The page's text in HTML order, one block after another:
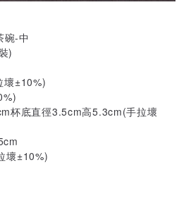
碗-中
)
壞±10%)
杯底直徑3.5cm高5.3cm(手拉壞
壞±10%)